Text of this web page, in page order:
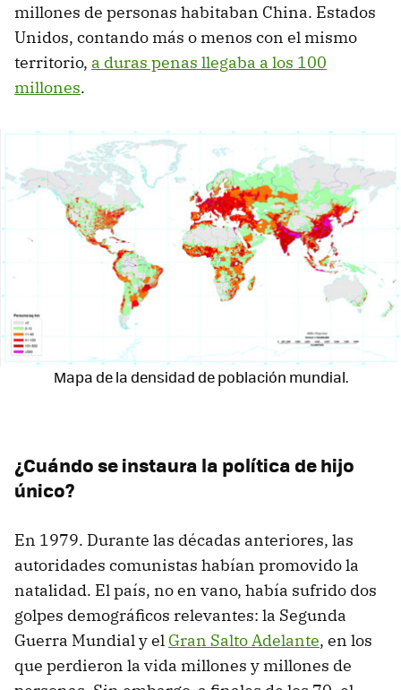
millones de personas habitaban China. Estados
Unidos, contando más o menos con el mismo
territorio, a duras penas llegaba a los 100
millones.
Mapa de la densidad de población mundial.
¿Cuándo se instaura la política de hijo
único?
En 1979. Durante las décadas anteriores, las
autoridades comunistas habían promovido la
natalidad. El país, no en vano, había sufrido dos
golpes demográficos relevantes: la Segunda
Guerra Mundial y el Gran Salto Adelante, en los
que perdieron la vida millones y millones de